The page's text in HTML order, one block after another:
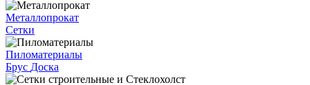
Металлопрокат
Сетки
Пиломатериалы
Брус Доска